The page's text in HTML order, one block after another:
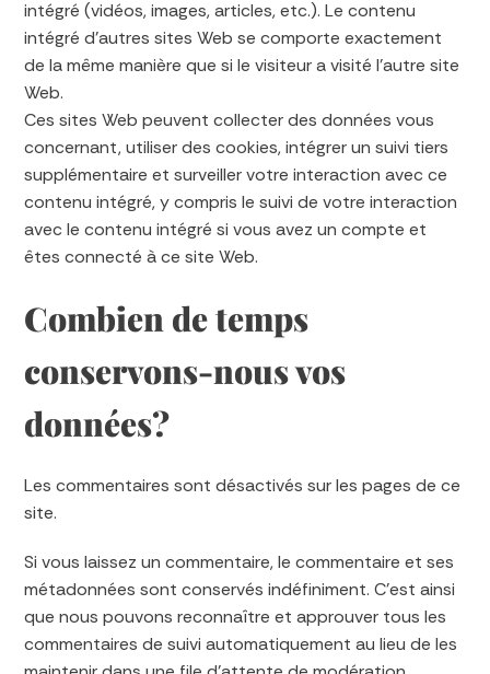
intégré (vidéos, images, articles, etc.). Le contenu
intégré d’autres sites Web se comporte exactement
de la même manière que si le visiteur a visité l’autre site
Web.
Ces sites Web peuvent collecter des données vous
concernant, utiliser des cookies, intégrer un suivi tiers
supplémentaire et surveiller votre interaction avec ce
contenu intégré, y compris le suivi de votre interaction
avec le contenu intégré si vous avez un compte et
êtes connecté à ce site Web.
Combien de temps
conservons-nous vos
données?
Les commentaires sont désactivés sur les pages de ce
site.
Si vous laissez un commentaire, le commentaire et ses
métadonnées sont conservés indéfiniment. C’est ainsi
que nous pouvons reconnaître et approuver tous les
commentaires de suivi automatiquement au lieu de les